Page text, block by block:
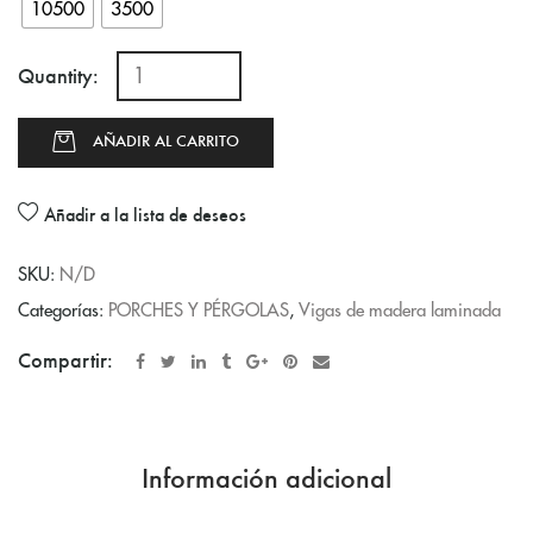
10500 3500
Quantity:
AÑADIR AL CARRITO
Añadir a la lista de deseos
SKU: N/D
Categorías: PORCHES Y PÉRGOLAS, Vigas de madera laminada
Compartir:
Información adicional